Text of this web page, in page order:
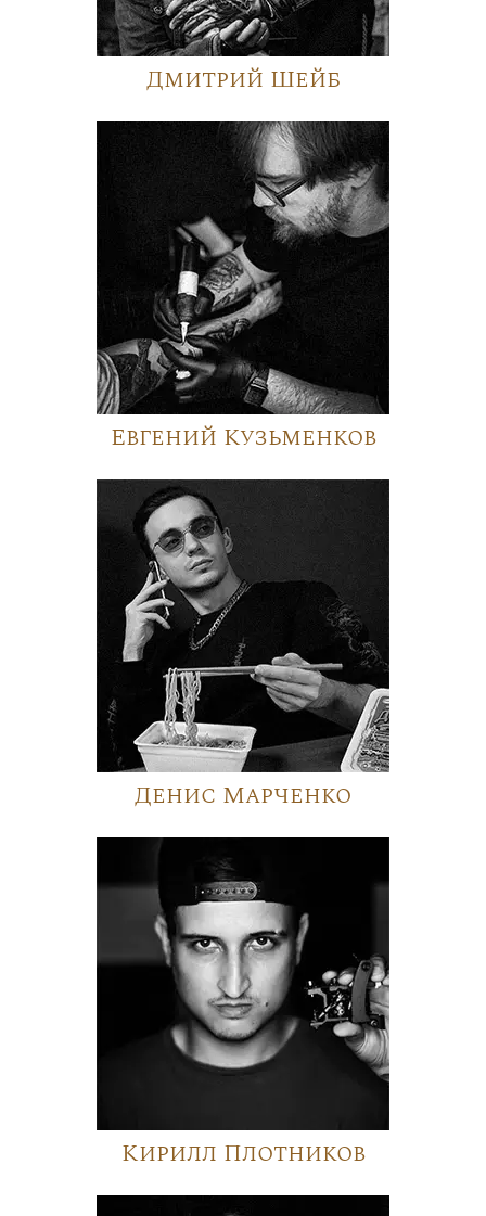
Дмитрий Шейб
Евгений Кузьменков
Денис Марченко
Кирилл Плотников